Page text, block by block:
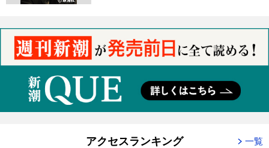
アクセスランキング 一覧